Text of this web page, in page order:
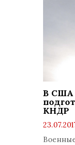
В США
КНДР